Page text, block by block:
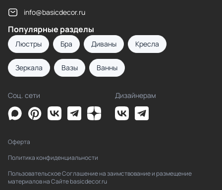
info@basicdecor.ru
Популярные разделы
Люстры Бра Диваны Кресла
Зеркала Вазы Ванны
Соц. сети Дизайнерам
Оферта
Политика конфиденциальности
Пользовательское Соглашение на заимствование и размещение
материалов на Сайте basicdecor.ru